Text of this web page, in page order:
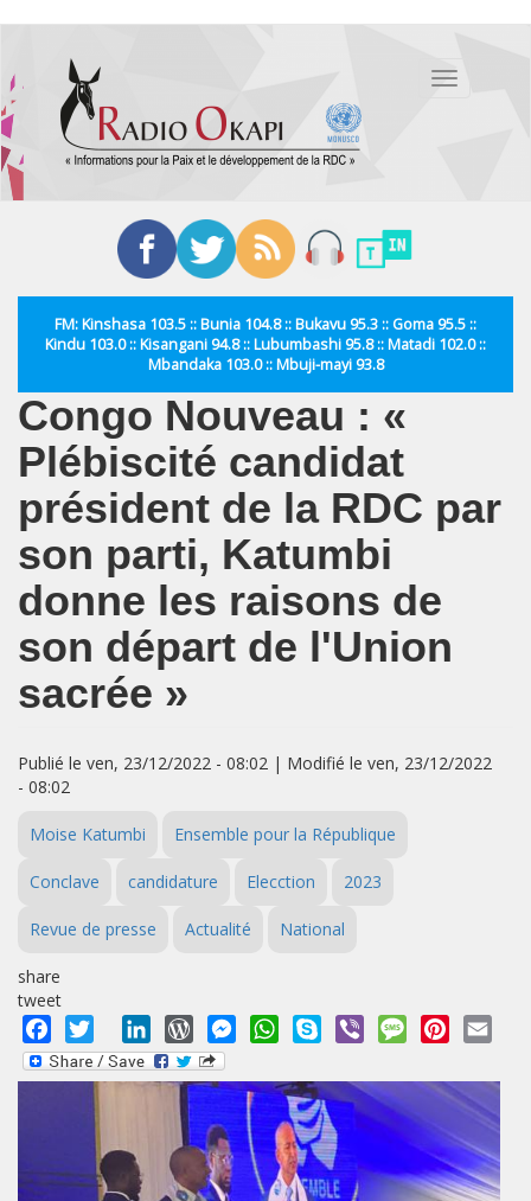
contenu
principal
Toggle
FM: Kinshasa 103.5 :: Bunia 104.8 :: Bukavu 95.3 :: Goma 95.5 ::
Kindu 103.0 :: Kisangani 94.8 :: Lubumbashi 95.8 :: Matadi 102.0 ::
Mbandaka 103.0 :: Mbuji-mayi 93.8
Congo Nouveau : «
Plébiscité candidat
président de la RDC par
son parti, Katumbi
donne les raisons de
son départ de l'Union
sacrée »
Publié le ven, 23/12/2022 - 08:02 | Modifié le ven, 23/12/2022
- 08:02
Moise Katumbi Ensemble pour la République
Conclave candidature Elecction 2023
Revue de presse Actualité National
share
tweet
Facebook
Twitter LinkedInWordPressMessengerWhatsApp
Skype Viber MessagePinterest